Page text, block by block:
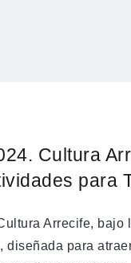
Cultura
para
Arrecife,
diseñada para